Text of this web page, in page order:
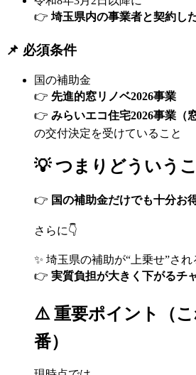
👉 埼玉県内の事業者と契約し
📌 必須条件
国の補助金
👉 先進的窓リノベ2026事業
👉 みらいエコ住宅2026事業（
の交付決定を受けていること
💡 つまりどういう
👉 国の補助金だけでも十分お
さらに👇
✨ 埼玉県の補助が“上乗せ”され
👉 実質負担が大きく下がるチ
⚠️ 重要ポイント（
番）